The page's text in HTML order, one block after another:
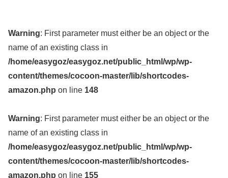
Warning: First parameter must either be an object or the
name of an existing class in
/home/easygoz/easygoz.net/public_html/wp/wp-
content/themes/cocoon-master/lib/shortcodes-
amazon.php on line 148
Warning: First parameter must either be an object or the
name of an existing class in
/home/easygoz/easygoz.net/public_html/wp/wp-
content/themes/cocoon-master/lib/shortcodes-
amazon.php on line 155